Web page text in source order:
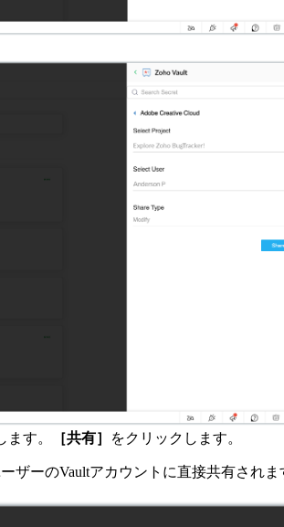
す。 ［共有］ をクリックします。
ザーのVaultアカウントに直接共有され